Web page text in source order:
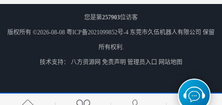
您是第257903位访客
版权所有 ©2026-08-08 粤ICP备2021099852号-4 东莞市久伍机器人有限公司 保留
所有权利.
技术支持： 八方资源网 免责声明 管理员入口 网站地图